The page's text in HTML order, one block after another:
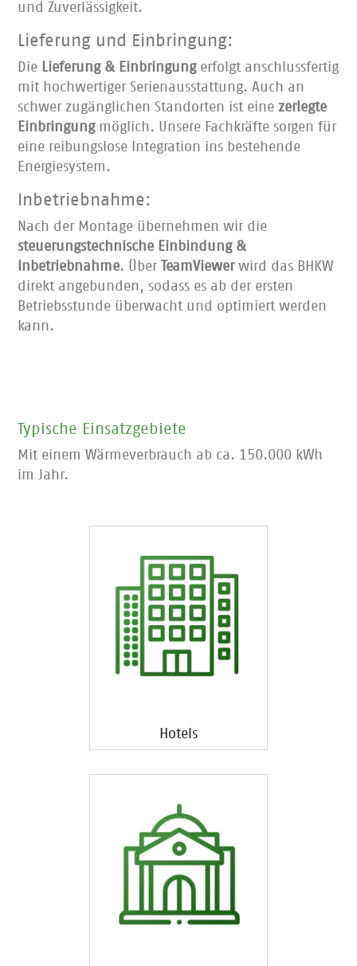
und Zuverlässigkeit.
Lieferung und Einbringung:
Die Lieferung & Einbringungerfolgt anschlussfertig
mit hochwertiger Serienausstattung. Auch an
schwer zugänglichen Standorten ist eine zerlegte
Einbringungmöglich. Unsere Fachkräfte sorgen für
eine reibungslose Integration ins bestehende
Energiesystem.
Inbetriebnahme:
Nach der Montage übernehmen wir die
steuerungstechnische Einbindung &
Inbetriebnahme. Über TeamViewerwird das BHKW
direkt angebunden, sodass es ab der ersten
Betriebsstunde überwacht und optimiert werden
kann.
Typische Einsatzgebiete
Mit einem Wärmeverbrauch ab ca. 150.000 kWh
im Jahr.
Hotels